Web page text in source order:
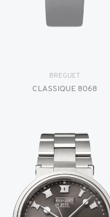
BREGUET
CLASSIQUE 8068